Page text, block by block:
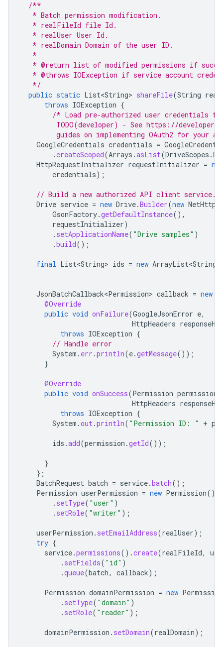
/**
   * Batch permission modification.
   * realFileId file Id.
   * realUser User Id.
   * realDomain Domain of the user ID.
   *
* @return list of modified permissions if
* @throws IOException if service account
   */
public static List<String> shareFile(String
throws IOException {
/* Load pre-authorized user credentials
TODO(developer) - See https://
guides on implementing OAuth2 for your
GoogleCredentials credentials =
.createScoped(Arrays .asList(DriveScopes .
HttpRequestInitializer requestInitializer = new
credentials);
// Build a new authorized API client service.
Drive service = new Drive.Builder(new
GsonFactory.getDefaultInstance(),
requestInitializer)
. setApplicationName( "Drive samples" )
.build();
final List<String> ids = new ArrayList<String>
JsonBatchCallback<Permission> callback = new
@Override
public void onFailure(GoogleJsonError e,
HttpHeaders
throws IOException {
// Handle error
System . err .println(e.getMessage());
}
@Override
public void onSuccess(Permission permission
HttpHeaders
throws IOException {
System .out.println( "Permission ID: " +
ids .add(permission .getId());
}
};
BatchRequest batch = service.batch();
Permission userPermission = new Permission()
. setType( "user" )
. setRole( "writer" );
userPermission . setEmailAddress(realUser);
try {
service.permissions().create(realFileId,
. setFields( "id" )
.queue(batch, callback);
Permission domainPermission = new Permission
. setType( "domain" )
. setRole( "reader" );
domainPermission . setDomain(realDomain);